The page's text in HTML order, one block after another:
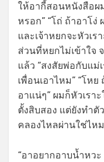
ให้อากี้สอนหนังสือผ
หรอก” “โถ่ ถ้าอาโง่
และเจ้าหยกจะหัวเ
ส่วนที่หยกไม่เข้าใจ
แล้ว “สงสัยพ่อกับแม่
เพื่อนเอาไหม” “โห
อาแน่ๆ” ผมก็หัวเรา
ตั้งสิบสอง แต่ยังทำตั
คลองไหลผ่านใช่ไห
“อาอยากอาบน้ำหว